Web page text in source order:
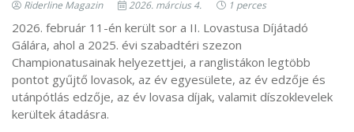
Riderline Magazin 2026. március 4. 1 perces
2026. február 11-én került sor a II. Lovastusa Díjátadó
Gálára, ahol a 2025. évi szabadtéri szezon
Championatusainak helyezettjei, a ranglistákon legtöbb
pontot gyűjtő lovasok, az év egyesülete, az év edzője és
utánpótlás edzője, az év lovasa díjak, valamit díszoklevelek
kerültek átadásra.